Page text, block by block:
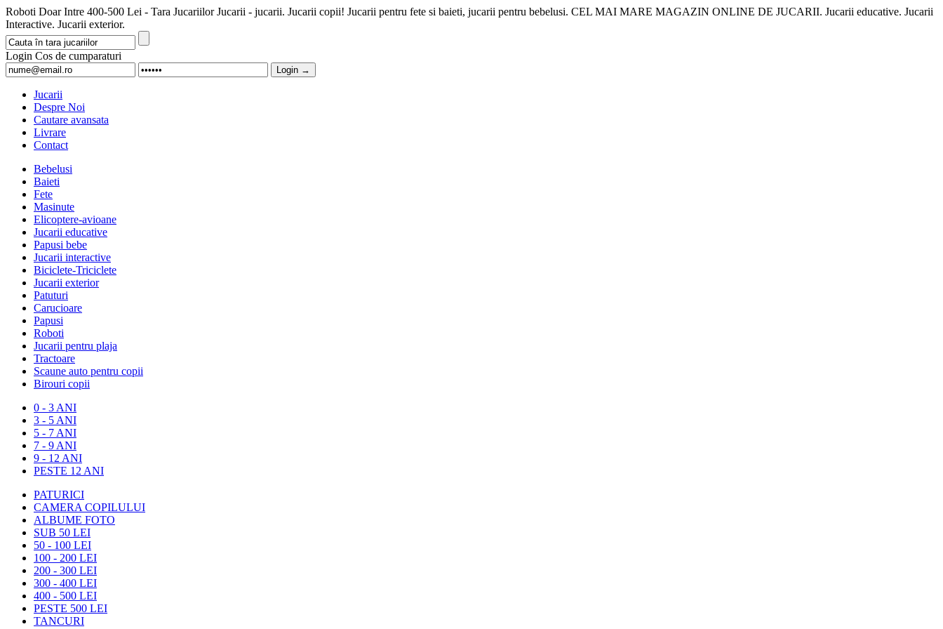
Roboti Doar Intre 400-500 Lei - Tara Jucariilor Jucarii - jucarii. Jucarii copii! Jucarii pentru fete si baieti, jucarii pentru bebelusi. CEL MAI MARE MAGAZIN ONLINE DE JUCARII. Jucarii educative. Jucarii
Interactive. Jucarii exterior.
Login Cos de cumparaturi
Jucarii
Despre Noi
Cautare avansata
Livrare
Contact
Bebelusi
Baieti
Fete
Masinute
Elicoptere-avioane
Jucarii educative
Papusi bebe
Jucarii interactive
Biciclete-Triciclete
Jucarii exterior
Patuturi
Carucioare
Papusi
Roboti
Jucarii pentru plaja
Tractoare
Scaune auto pentru copii
Birouri copii
0 - 3 ANI
3 - 5 ANI
5 - 7 ANI
7 - 9 ANI
9 - 12 ANI
PESTE 12 ANI
PATURICI
CAMERA COPILULUI
ALBUME FOTO
SUB 50 LEI
50 - 100 LEI
100 - 200 LEI
200 - 300 LEI
300 - 400 LEI
400 - 500 LEI
PESTE 500 LEI
TANCURI